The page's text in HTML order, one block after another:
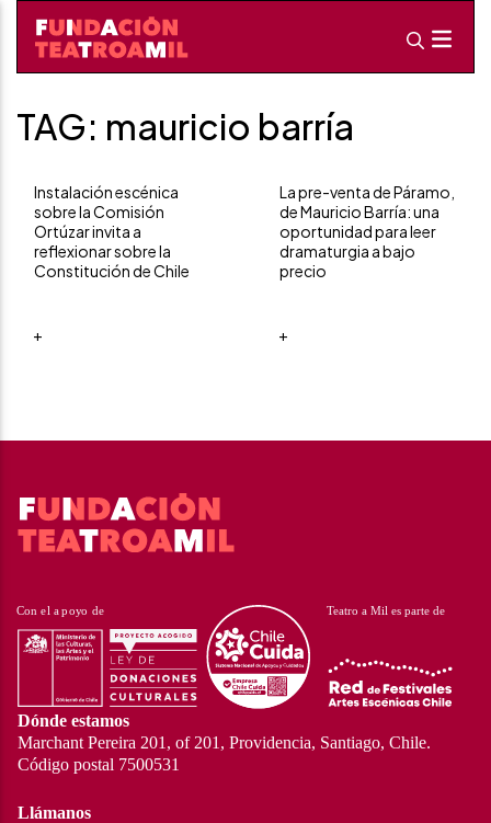
TAG: mauricio barría
Instalación escénica
sobre la Comisión
Ortúzar invita a
reflexionar sobre la
Constitución de Chile
+
La pre-venta de Páramo,
de Mauricio Barría: una
oportunidad para leer
dramaturgia a bajo
precio
+
Dónde estamos
Marchant Pereira 201, of 201, Providencia, Santiago, Chile.
Código postal 7500531
Llámanos